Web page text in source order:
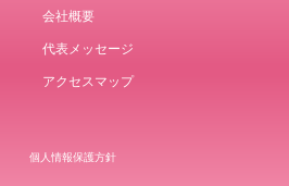
会社概要
代表メッセージ
アクセスマップ
個人情報保護方針